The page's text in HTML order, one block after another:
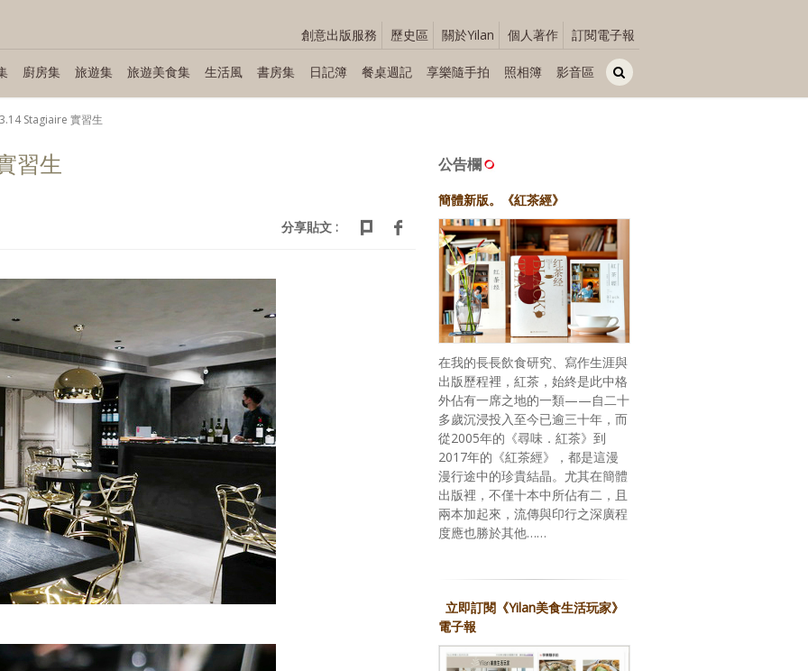
創意出版服務 歷史區 關於Yilan 個人著作 訂閱電子報
廚房集 旅遊集 旅遊美食集 生活風 書房集 日記簿 餐桌週記 享樂隨手拍 照相簿 影音區
Stagiaire 實習生
習生
分享貼文 :
公告欄
簡體新版。《紅茶經》
在我的長長飲食研究、寫作生涯與
出版歷程裡，紅茶，始終是此中格
外佔有一席之地的一類——自二十
多歲沉浸投入至今已逾三十年，而
從2005年的《尋味．紅茶》到
2017年的《紅茶經》，都是這漫
漫行途中的珍貴結晶。尤其在簡體
出版裡，不僅十本中所佔有二，且
兩本加起來，流傳與印行之深廣程
度應也勝於其他……
立即訂閱《Yilan美食生活玩家》
電子報